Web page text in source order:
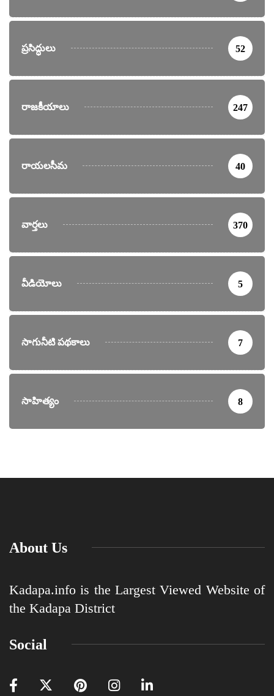
ప్రసిద్ధులు 52
రాజకీయాలు 247
రాయలసీమ 40
వార్తలు 370
వీడియోలు 5
సాగునీటి పథకాలు 7
సాహిత్యం 8
About Us
Kadapa.info is the Largest Viewed Website of
the Kadapa District
Social